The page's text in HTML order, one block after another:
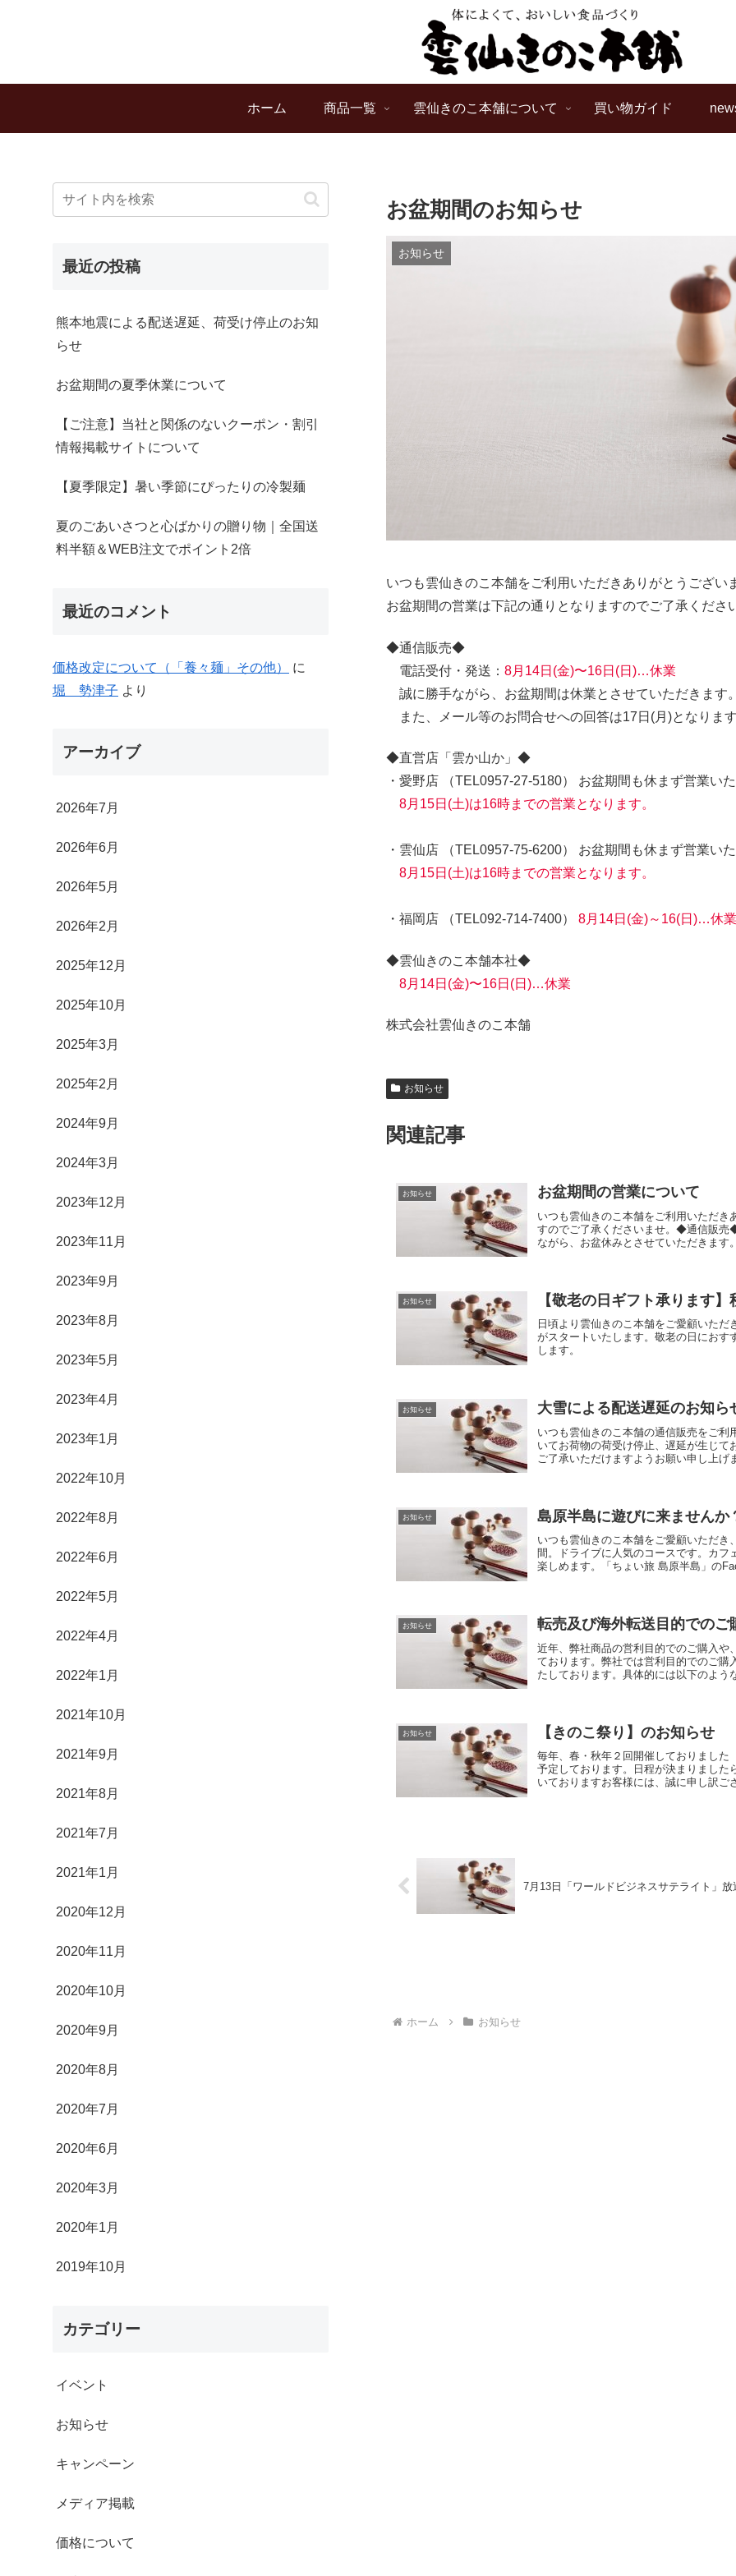
ホーム 商品一覧 雲仙きのこ本舗について 買い物ガイド
お盆期間のお知らせ
お知らせ
いつも雲仙きのこ本舗をご利用いただきありがとうござい
お盆期間の営業は下記の通りとなりますのでご了承くださ
◆通信販売◆
電話受付・発送： 8月14日(金)〜16日(日)…休業
誠に勝手ながら、お盆期間は休業とさせていただきます。
また、メール等のお問合せへの回答は17日(月)となりま
◆直営店「雲か山か」◆
・愛野店 （TEL0957-27-5180） お盆期間も休まず営業いた
8月15日(土)は16時までの営業となります。
・雲仙店 （TEL0957-75-6200） お盆期間も休まず営業いた
8月15日(土)は16時までの営業となります。
・福岡店 （TEL092-714-7400） 8月14日(金)～16(日)…休業
◆雲仙きのこ本舗本社◆
8月14日(金)〜16日(日)…休業
株式会社雲仙きのこ本舗
お知らせ
関連記事
お知らせ お盆期間の営業について
いつも雲仙きのこ本舗をご利用いただき
すのでご了承くださいませ。◆通信販
ながら、お盆休みとさせていただきま
お知らせ 【敬老の日ギフト承ります
日頃より雲仙きのこ本舗をご愛顧いた
がスタートいたします。敬老の日におす
します
お知らせ 大雪による配送遅延のお知ら
いつも雲仙きのこ本舗の通信販売をご
いてお荷物の荷受け停止、遅延が生じ
ご了承いただけますようお願い申し上げ
お知らせ 島原半島に遊びに来ませんか
いつも雲仙きのこ本舗をご愛顧いただ
間。ドライブに人気のコースです。カフ
楽しめます。「ちょい旅 島原半島」の
お知らせ 転売及び海外転送目的でのご
近年、弊社商品の営利目的でのご購入や
ております。弊社では営利目的でのご
たしております。具体的には以下のよう
お知らせ 【きのこ祭り】のお知らせ
毎年、春・秋年２回開催しておりました
予定しております。日程が決まりまし
いておりますお客様には、誠に申し訳ご
7月13日「ワールドビジネスサテライト」
ホーム お知らせ
最近の投稿
熊本地震による配送遅延、荷受け停止のお知
らせ
お盆期間の夏季休業について
【ご注意】当社と関係のないクーポン・割引
情報掲載サイトについて
【夏季限定】暑い季節にぴったりの冷製麺
夏のごあいさつと心ばかりの贈り物｜全国送
料半額＆WEB注文でポイント2倍
最近のコメント
価格改定について（「養々麺」その他）
に
堀 勢津子 より
アーカイブ
2026年7月
2026年6月
2026年5月
2026年2月
2025年12月
2025年10月
2025年3月
2025年2月
2024年9月
2024年3月
2023年12月
2023年11月
2023年9月
2023年8月
2023年5月
2023年4月
2023年1月
2022年10月
2022年8月
2022年6月
2022年5月
2022年4月
2022年1月
2021年10月
2021年9月
2021年8月
2021年7月
2021年1月
2020年12月
2020年11月
2020年10月
2020年9月
2020年8月
2020年7月
2020年6月
2020年3月
2020年1月
2019年10月
カテゴリー
イベント
お知らせ
キャンペーン
メディア掲載
価格について